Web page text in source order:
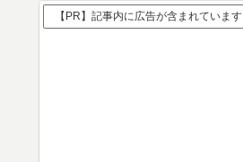
【PR】記事内に広告が含まれています